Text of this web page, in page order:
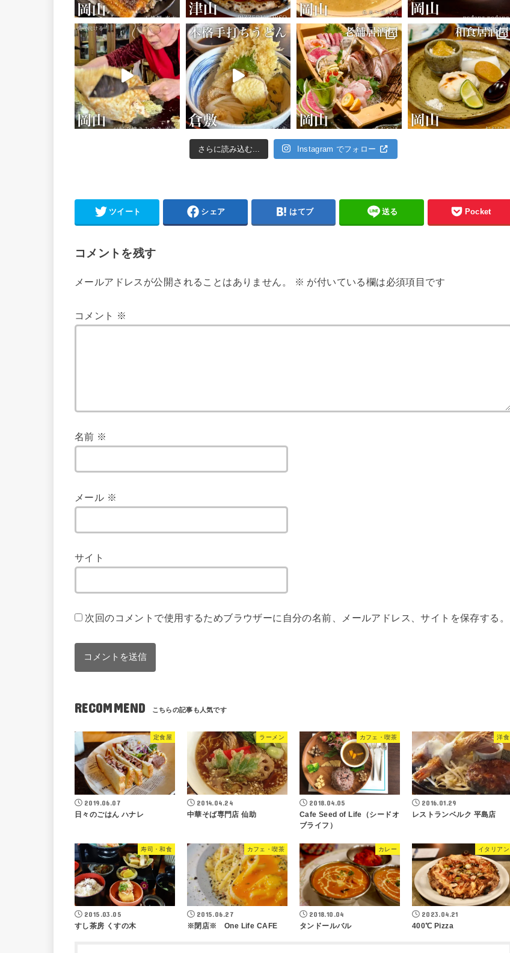
さらに読み込む... Instagram でフォロー
ツイート シェア はてブ 送る Pocket
コメントを残す
メールアドレスが公開されることはありません。 ※ が付いている欄は必須項目です
コメント ※
名前 ※
メール ※
サイト
次回のコメントで使用するためブラウザーに自分の名前、メールアドレス、サイトを保存する。
RECOMMEND
定食屋
2019.06.07
日々のごはん ハナレ
ラーメン
2014.04.24
中華そば専門店 仙助
カフェ・喫茶
2018.04.05
Cafe Seed of Life（シードオ
ブライフ）
洋食
2016.01.29
レストランベルク 平島店
寿司・和食
2015.03.05
すし茶房 くすの木
カフェ・喫茶
2015.06.27
※閉店※ One Life CAFE
カレー
2018.10.04
タンドールバル
イタリアン
2023.04.21
400℃ Pizza